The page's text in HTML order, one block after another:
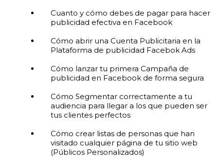
Cuanto y cómo debes de pagar para hacer
publicidad efectiva en Facebook
Cómo abrir una Cuenta Publicitaria en la
Plataforma de publicidad Facebok Ads
Cómo lanzar tu primera Campaña de
publicidad en Facebook de forma segura
Cómo Segmentar correctamente a tu
audiencia para llegar a los que pueden ser
tus clientes perfectos
Cómo crear listas de personas que han
visitado cualquier página de tu sitio web
(Públicos Personalizados)